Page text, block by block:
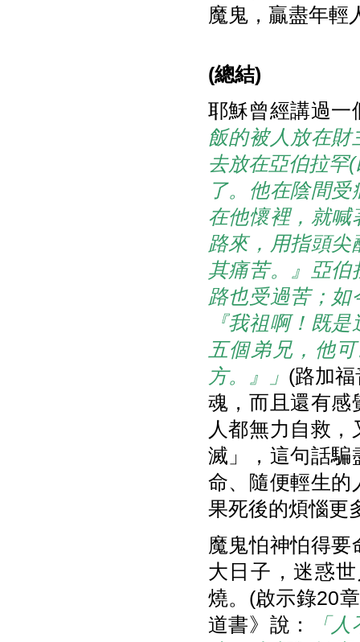
魔鬼，贏盡年輕
(總結)
耶穌曾經講過一
飯的被人放在
去放在亞伯拉罕
了。他在陰間
在他懷裡，就喊
路來，用指頭
其痛苦。』亞伯
路也受過苦；
『我祖啊！既
五個弟兄，他
方。』」 (路加
魂，而且還有感
人都無力自救
滅」，這句話騙
命、隨便輕生的
果死後的煩惱更
魔鬼怕神怕得
大日子，迷惑
燒。(啟示錄20
道書》說：
「